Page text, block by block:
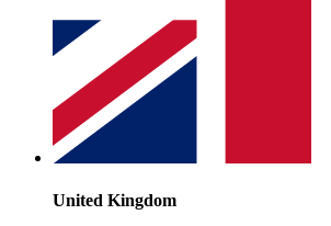
United Kingdom